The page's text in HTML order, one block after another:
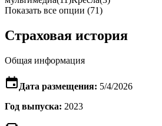
Показать все опции (71)
Страховая история
Общая информация
Дата размещения: 5/4/2026
Год выпуска: 2023